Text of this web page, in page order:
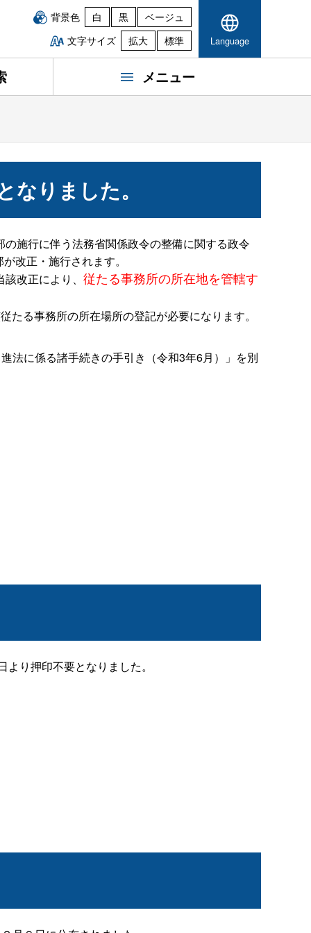
背景色 白 黒
ベージュ
文字サイズ
拡大 標準 Language
メニュー
りました。
施行に伴う法務省関係政令の整備に関する政令
改正・施行されます。
改正により、 従たる事務所の所在地を管轄す
る事務所の所在場所の登記が必要になります。
法に係る諸手続きの手引き（令和3年6月）」を別
より押印不要となりました。